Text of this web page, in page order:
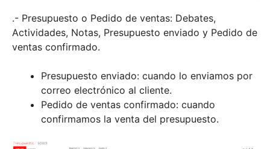
.- Presupuesto o Pedido de ventas: Debates,
Actividades, Notas, Presupuesto enviado y Pedido de
ventas confirmado.
Presupuesto enviado: cuando lo enviamos por
correo electrónico al cliente.
Pedido de ventas confirmado: cuando
confirmamos la venta del presupuesto.